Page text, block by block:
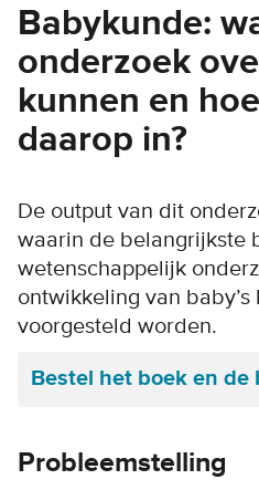
Babykunde:
onderzoek
kunnen en
daarop in?
De output van dit
waarin de belangrijkste
wetenschappelijk
ontwikkeling van
voorgesteld worden.
Bestel het boek en
Probleemstelling